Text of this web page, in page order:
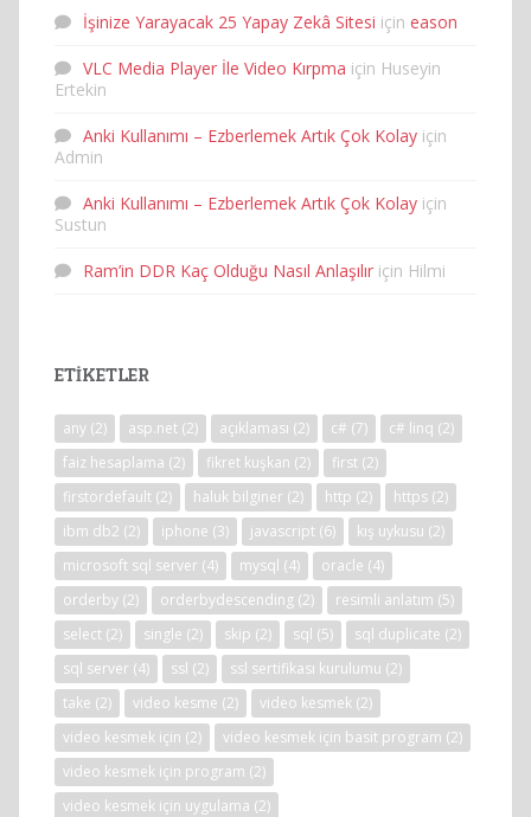
İşinize Yarayacak 25 Yapay Zekâ Sitesi için eason
VLC Media Player İle Video Kırpma için Huseyin
Ertekin
Anki Kullanımı – Ezberlemek Artık Çok Kolay için
Admin
Anki Kullanımı – Ezberlemek Artık Çok Kolay için
Sustun
Ram’in DDR Kaç Olduğu Nasıl Anlaşılır için Hilmi
ETIKETLER
any (2) asp.net (2) açıklaması (2) c# (7) c# linq (2)
faiz hesaplama (2) fikret kuşkan (2) first (2)
firstordefault (2) haluk bilginer (2) http (2) https (2)
ibm db2 (2) iphone (3) javascript (6) kış uykusu (2)
microsoft sql server (4) mysql (4) oracle (4)
orderby (2) orderbydescending (2) resimli anlatım (5)
select (2) single (2) skip (2) sql (5) sql duplicate (2)
sql server (4) ssl (2) ssl sertifikası kurulumu (2)
take (2) video kesme (2) video kesmek (2)
video kesmek için (2) video kesmek için basit program (2)
video kesmek için program (2)
video kesmek için uygulama (2)